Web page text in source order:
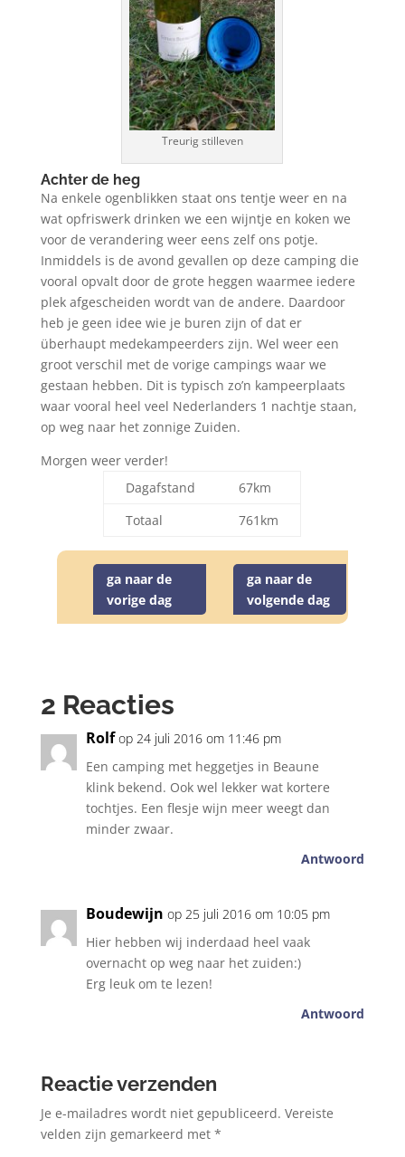
Treurig stilleven
Achter de heg
Na enkele ogenblikken staat ons tentje weer en na
wat opfriswerk drinken we een wijntje en koken we
voor de verandering weer eens zelf ons potje.
Inmiddels is de avond gevallen op deze camping die
vooral opvalt door de grote heggen waarmee iedere
plek afgescheiden wordt van de andere. Daardoor
heb je geen idee wie je buren zijn of dat er
überhaupt medekampeerders zijn. Wel weer een
groot verschil met de vorige campings waar we
gestaan hebben. Dit is typisch zo’n kampeerplaats
waar vooral heel veel Nederlanders 1 nachtje staan,
op weg naar het zonnige Zuiden.
Morgen weer verder!
Dagafstand
67km
Totaal
761km
ga naar de
vorige dag
ga naar de
volgende dag
2 Reacties
Rolf op 24 juli 2016 om 11:46 pm
Een camping met heggetjes in Beaune
klink bekend. Ook wel lekker wat kortere
tochtjes. Een flesje wijn meer weegt dan
minder zwaar.
Antwoord
Boudewijn op 25 juli 2016 om 10:05 pm
Hier hebben wij inderdaad heel vaak
overnacht op weg naar het zuiden:)
Erg leuk om te lezen!
Antwoord
Reactie verzenden
Je e-mailadres wordt niet gepubliceerd. Vereiste
velden zijn gemarkeerd met *